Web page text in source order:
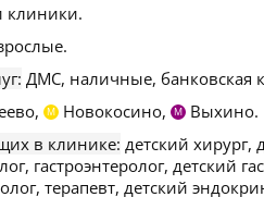
клиники.
ДМС, наличные, банковская
М Новокосино, М
Выхино.
в клинике: детский хирург,
гастроэнтеролог, детский
терапевт, детский